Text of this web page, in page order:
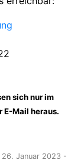
sich nur im
E-Mail heraus.
Januar 2023 -